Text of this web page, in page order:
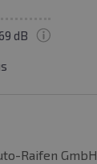
69 dB
Raifen GmbH